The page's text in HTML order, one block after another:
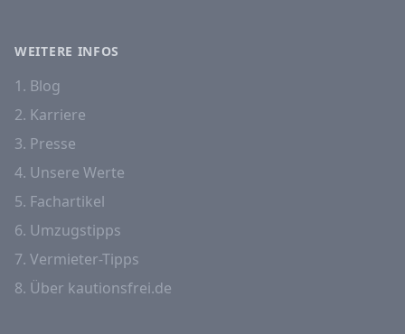
WEITERE INFOS
1. Blog
2. Karriere
3. Presse
4. Unsere Werte
5. Fachartikel
6. Umzugstipps
7. Vermieter-Tipps
8. Über kautionsfrei.de